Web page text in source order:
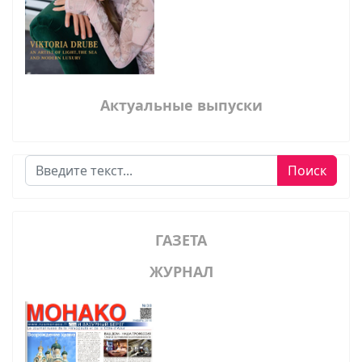
Актуальные выпуски
Поиск Поиск
ГАЗЕТА
ЖУРНАЛ